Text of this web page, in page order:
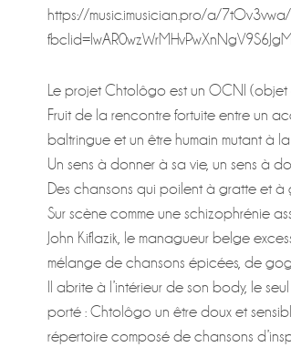
https://music.imusician.pro/a/
Le projet Chtolôgo est un OCNI (objet
Fruit de la rencontre fortuite entre un
baltringue et un être humain mutant à
Un sens à donner à sa vie, un sens à
Des chansons qui poilent à gratte et
Sur scène comme une schizophrénie
John Kiflazik, le managueur belge
mélange de chansons épicées, de
Il abrite à l’intérieur de son body, le
porté : Chtolôgo un être doux et
répertoire composé de chansons